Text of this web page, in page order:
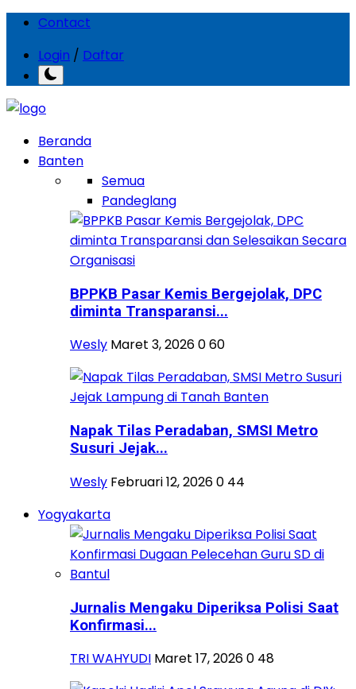
Contact
Login / Daftar
Beranda
Banten
Semua
Pandeglang
BPPKB Pasar Kemis Bergejolak, DPC
diminta Transparansi...
Wesly Maret 3, 2026060
Napak Tilas Peradaban, SMSI Metro
Susuri Jejak...
Wesly Februari 12, 20260 44
Yogyakarta
Jurnalis Mengaku Diperiksa Polisi Saat
Konfirmasi...
TRI WAHYUDI Maret 17, 20260 48